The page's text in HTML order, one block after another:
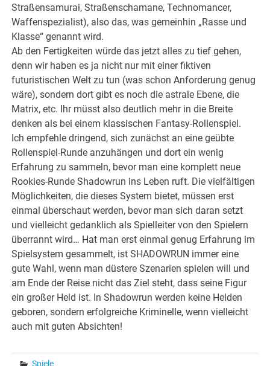
Straßensamurai, Straßenschamane, Technomancer,
Waffenspezialist), also das, was gemeinhin „Rasse und
Klasse“ genannt wird.
Ab den Fertigkeiten würde das jetzt alles zu tief gehen,
denn wir haben es ja nicht nur mit einer fiktiven
futuristischen Welt zu tun (was schon Anforderung genug
wäre), sondern dort gibt es noch die astrale Ebene, die
Matrix, etc. Ihr müsst also deutlich mehr in die Breite
denken als bei einem klassischen Fantasy-Rollenspiel.
Ich empfehle dringend, sich zunächst an eine geübte
Rollenspiel-Runde anzuhängen und dort ein wenig
Erfahrung zu sammeln, bevor man eine komplett neue
Rookies-Runde Shadowrun ins Leben ruft. Die vielfältigen
Möglichkeiten, die dieses System bietet, müssen erst
einmal überschaut werden, bevor man sich daran setzt
und vielleicht gedanklich als Spielleiter von den Spielern
überrannt wird… Hat man erst einmal genug Erfahrung im
Spielsystem gesammelt, ist SHADOWRUN immer eine
gute Wahl, wenn man düstere Szenarien spielen will und
am Ende der Reise nicht das Ziel steht, dass seine Figur
ein großer Held ist. In Shadowrun werden keine Helden
geboren, sondern erfolgreiche Kriminelle, wenn vielleicht
auch mit guten Absichten!
Spiele